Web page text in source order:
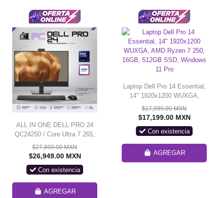
ALL IN ONE DELL PRO 24
QC24250 / Core Ultra 7 265,
16 GB, 512GB SSD,
Windows 11 Pro.
$27,899.00 MXN
$26,949.00 MXN
Con existencia
AGREGAR
Laptop Dell Pro 14 Essential,
14" 1920x1200 WUXGA,
AMD Ryzen 7 250, 16GB,
512GB SSD, Windows 11 Pro
$17,999.00 MXN
$17,199.00 MXN
Con existencia
AGREGAR